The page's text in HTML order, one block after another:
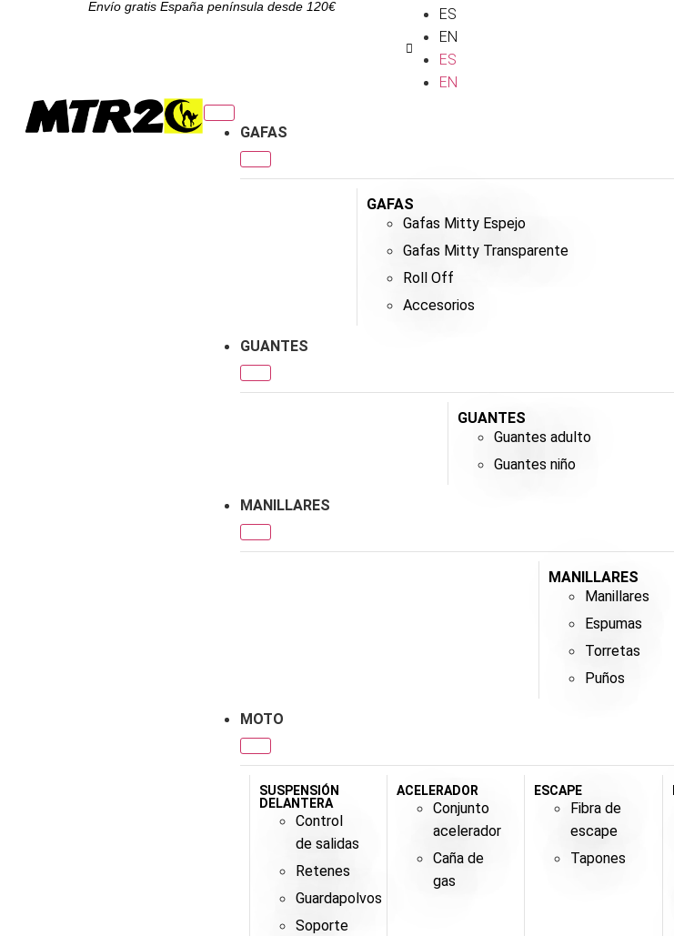
Envío gratis España península desde 120€
ES
EN
ES
EN
GAFAS
GAFAS
Gafas Mitty Espejo
Gafas Mitty Transparente
Roll Off
Accesorios
GUANTES
GUANTES
Guantes adulto
Guantes niño
MANILLARES
MANILLARES
Manillares
Espumas
Torretas
Puños
MOTO
SUSPENSIÓN
DELANTERA
Control
de salidas
Retenes
Guardapolvos
Soporte
ACELERADOR
Conjunto
acelerador
Caña de
gas
ESCAPE
Fibra de
escape
Tapones